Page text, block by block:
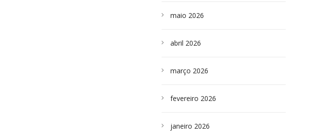
maio 2026
abril 2026
março 2026
fevereiro 2026
janeiro 2026